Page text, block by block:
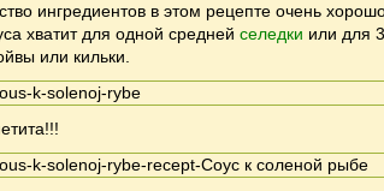
ингредиентов в этом рецепте очень
хватит для одной среднейселедки или для
или кильки.